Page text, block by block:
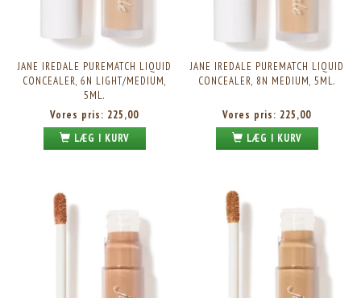
JANE IREDALE PUREMATCH LIQUID
CONCEALER, 6N LIGHT/MEDIUM,
5ML.
Vores pris: 225,00
LÆG I KURV
JANE IREDALE PUREMATCH LIQUID
CONCEALER, 8N MEDIUM, 5ML.
Vores pris: 225,00
LÆG I KURV